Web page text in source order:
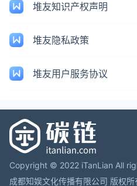
堆友知识产权声明
堆友隐私政策
堆友用户服务协议
Copyright © 2022 iTanLian All
成都知娱文化传播有限公司 版权所